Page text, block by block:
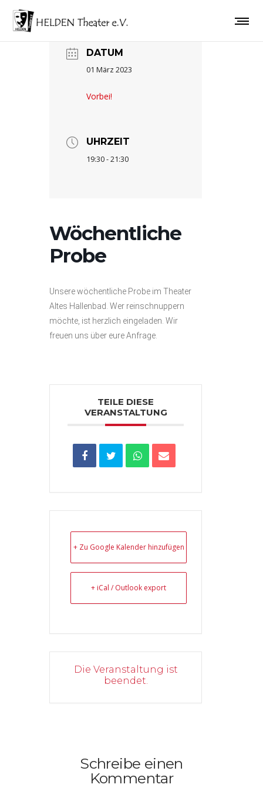
DATUM
01 März 2023
Vorbei!
UHRZEIT
19:30 - 21:30
Wöchentliche
Probe
Unsere wöchentliche Probe im Theater
Altes Hallenbad. Wer reinschnuppern
möchte, ist herzlich eingeladen. Wir
freuen uns über eureAnfrage
TEILE DIESE
VERANSTALTUNG
+ Zu Google Kalender hinzufügen
+ iCal / Outlook export
Die Veranstaltung ist
beendet.
Schreibe einen
Kommentar